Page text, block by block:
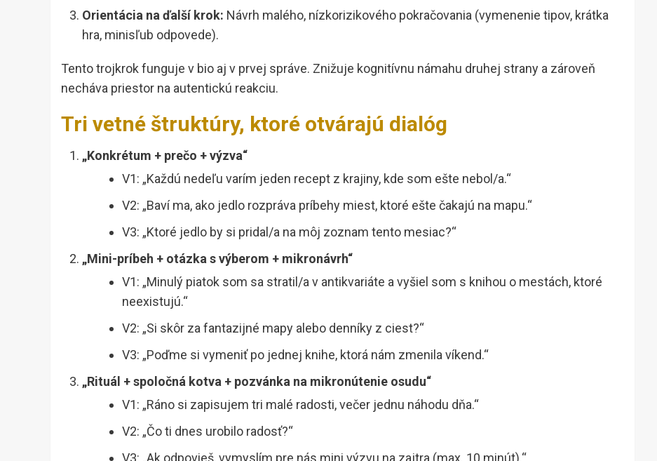
Orientácia na ďalší krok: Návrh malého, nízkorizikového pokračovania (vymenenie tipov, krátka
hra, minisľub odpovede).
Tento trojkrok funguje v bio aj v prvej správe. Znižuje kognitívnu námahu druhej strany a zároveň
necháva priestor na autentickú reakciu.
Tri vetné štruktúry, ktoré otvárajú dialóg
„Konkrétum + prečo + výzva“
V1: „Každú nedeľu varím jeden recept z krajiny, kde som ešte nebol/a.“
V2: „Baví ma, ako jedlo rozpráva príbehy miest, ktoré ešte čakajú na mapu.“
V3: „Ktoré jedlo by si pridal/a na môj zoznam tento mesiac?“
„Mini-príbeh + otázka s výberom + mikronávrh“
V1: „Minulý piatok som sa stratil/a v antikvariáte a vyšiel som s knihou o mestách, ktoré
neexistujú.“
V2: „Si skôr za fantazijné mapy alebo denníky z ciest?“
V3: „Poďme si vymeniť po jednej knihe, ktorá nám zmenila víkend.“
„Rituál + spoločná kotva + pozvánka na mikronútenie osudu“
V1: „Ráno si zapisujem tri malé radosti, večer jednu náhodu dňa.“
V2: „Čo ti dnes urobilo radosť?“